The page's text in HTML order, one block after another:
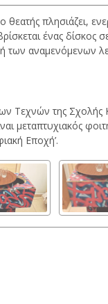
πλησιάζει,
ένας
αναμενόμενων
Τεχνών της
μεταπτυχιακός
Εποχή’.